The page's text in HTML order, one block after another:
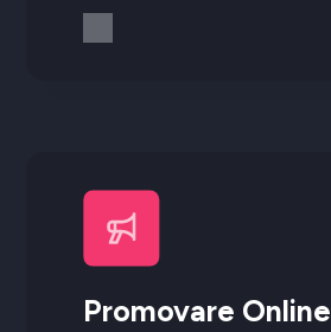
Promovare Online